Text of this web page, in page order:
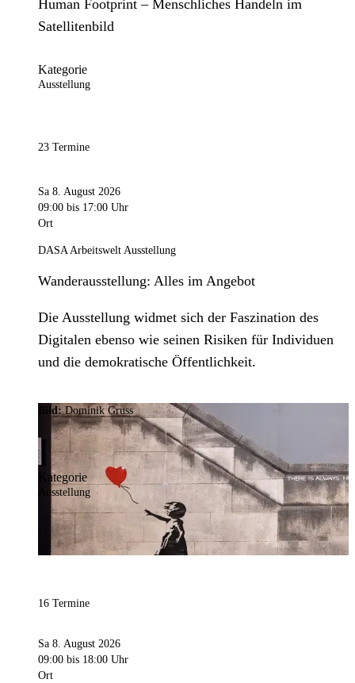
Human Footprint – Menschliches Handeln im
Satellitenbild
Kategorie
Ausstellung
23 Termine
Sa 8. August 2026
09:00 bis 17:00 Uhr
Ort
DASA Arbeitswelt Ausstellung
Wanderausstellung: Alles im Angebot
Die Ausstellung widmet sich der Faszination des
Digitalen ebenso wie seinen Risiken für Individuen
und die demokratische Öffentlichkeit.
Bild:Dominik Gruss
Kategorie
Ausstellung
16 Termine
Sa 8. August 2026
09:00 bis 18:00 Uhr
Ort